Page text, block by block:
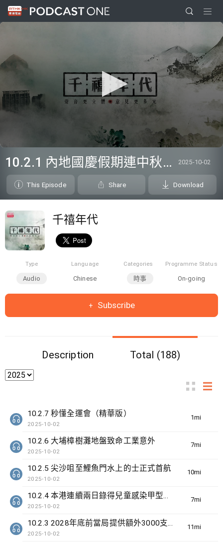
seconds
18
minutes,
seconds
10.2.1 內地國慶假期連中秋節假期 不少內地旅客到港旅遊 2025-10-02
This Episode Share Download
千禧年代
Type
Audio
Language
Chinese
Categories
時事
Programme Status
On-going
Subscribe
Description Total (188)
1min(s)
10.2.7 秒懂全運會（精華版）
2025-10-02
7min(s)
10.2.6 大埔樟樹灘地盤致命工業意外
2025-10-02
10min(s)
10.2.5 尖沙咀至鯉魚門水上的士正式首航
2025-10-02
7min(s)
10.2.4 本港連續兩日錄得兒童感染甲型流感嚴重個案
2025-10-02
11min(s)
10.2.3 2028年底前當局提供額外3000支高速充電樁 港鐵商場約增設300個電動車充電站
2025-10-02